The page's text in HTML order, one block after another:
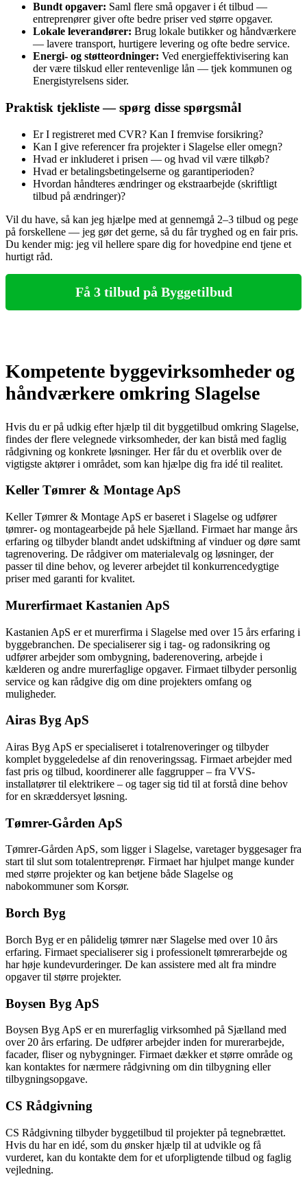
Bundt opgaver: Saml flere små opgaver i ét tilbud —
entreprenører giver ofte bedre priser ved større opgaver.
Lokale leverandører: Brug lokale butikker og håndværkere
— lavere transport, hurtigere levering og ofte bedre service.
Energi- og støtteordninger: Ved energieffektivisering kan
der være tilskud eller rentevenlige lån — tjek kommunen og
Energistyrelsens sider.
Praktisk tjekliste — spørg disse spørgsmål
Er I registreret med CVR? Kan I fremvise forsikring?
Kan I give referencer fra projekter i Slagelse eller omegn?
Hvad er inkluderet i prisen — og hvad vil være tilkøb?
Hvad er betalingsbetingelserne og garantiperioden?
Hvordan håndteres ændringer og ekstraarbejde (skriftligt
tilbud på ændringer)?
Vil du have, så kan jeg hjælpe med at gennemgå 2–3 tilbud og pege
på forskellene — jeg gør det gerne, så du får tryghed og en fair pris.
Du kender mig: jeg vil hellere spare dig for hovedpine end tjene et
hurtigt råd.
Få 3 tilbud på Byggetilbud
Kompetente byggevirksomheder og
håndværkere omkring Slagelse
Hvis du er på udkig efter hjælp til dit byggetilbud omkring Slagelse,
findes der flere velegnede virksomheder, der kan bistå med faglig
rådgivning og konkrete løsninger. Her får du et overblik over de
vigtigste aktører i området, som kan hjælpe dig fra idé til realitet.
Keller Tømrer & Montage ApS
Keller Tømrer & Montage ApS er baseret i Slagelse og udfører
tømrer- og montagearbejde på hele Sjælland. Firmaet har mange års
erfaring og tilbyder blandt andet udskiftning af vinduer og døre samt
tagrenovering. De rådgiver om materialevalg og løsninger, der
passer til dine behov, og leverer arbejdet til konkurrencedygtige
priser med garanti for kvalitet.
Murerfirmaet Kastanien ApS
Kastanien ApS er et murerfirma i Slagelse med over 15 års erfaring i
byggebranchen. De specialiserer sig i tag- og radonsikring og
udfører arbejder som ombygning, baderenovering, arbejde i
kælderen og andre murerfaglige opgaver. Firmaet tilbyder personlig
service og kan rådgive dig om dine projekters omfang og
muligheder.
Airas Byg ApS
Airas Byg ApS er specialiseret i totalrenoveringer og tilbyder
komplet byggeledelse af din renoveringssag. Firmaet arbejder med
fast pris og tilbud, koordinerer alle faggrupper – fra VVS-
installatører til elektrikere – og tager sig tid til at forstå dine behov
for en skræddersyet løsning.
Tømrer-Gården ApS
Tømrer-Gården ApS, som ligger i Slagelse, varetager byggesager fra
start til slut som totalentreprenør. Firmaet har hjulpet mange kunder
med større projekter og kan betjene både Slagelse og
nabokommuner som Korsør.
Borch Byg
Borch Byg er en pålidelig tømrer nær Slagelse med over 10 års
erfaring. Firmaet specialiserer sig i professionelt tømrerarbejde og
har høje kundevurderinger. De kan assistere med alt fra mindre
opgaver til større projekter.
Boysen Byg ApS
Boysen Byg ApS er en murerfaglig virksomhed på Sjælland med
over 20 års erfaring. De udfører arbejder inden for murerarbejde,
facader, fliser og nybygninger. Firmaet dækker et større område og
kan kontaktes for nærmere rådgivning om din tilbygning eller
tilbygningsopgave.
CS Rådgivning
CS Rådgivning tilbyder byggetilbud til projekter på tegnebrættet.
Hvis du har en idé, som du ønsker hjælp til at udvikle og få
vurderet, kan du kontakte dem for et uforpligtende tilbud og faglig
vejledning.